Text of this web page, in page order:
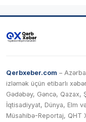
Qerbxeber.com –
izləmək üçün etibarlı
Gədəbəy, Gəncə, Qazax,
İqtisadiyyat, Dünya, Elm
Müsahibə-Reportaj, QHT